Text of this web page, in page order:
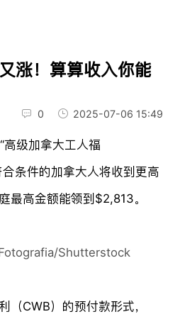
涨！算算收入你能
0 2025-07-06 15:49
高级加拿大工人福
条件的加拿大人将收到更高
最高金额能领到$2,813。
Shutterstock
（CWB）的预付款形式，